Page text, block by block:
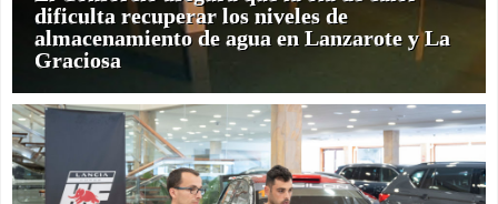
dificulta recuperar los niveles de
almacenamiento de agua en Lanzarote y La
Graciosa